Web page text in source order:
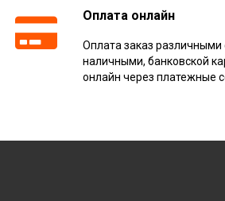
Оплата онлайн
Оплата заказ различными
наличными, банковской
онлайн через платежные